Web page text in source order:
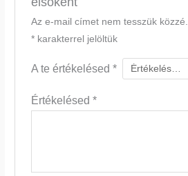
Az e-mail címet nem tesszük közzé.
*karakterrel jelöltük
A te értékelésed *
Értékelésed *